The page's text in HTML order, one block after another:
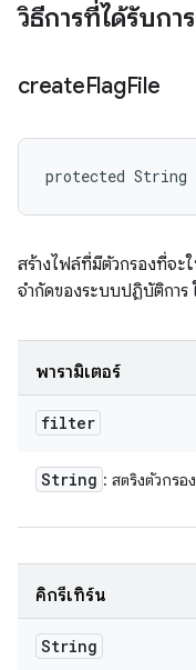
วิธีการที่ได้รับกา
createFlagFile
protected
สร้างไฟล์ที่มีตัวกรองที่จ
จำกัดของระบบปฏิบัติการ
พารามิเตอร์
filter
String : สตริงตัวกรอง
คิกรีเทิร์น
String